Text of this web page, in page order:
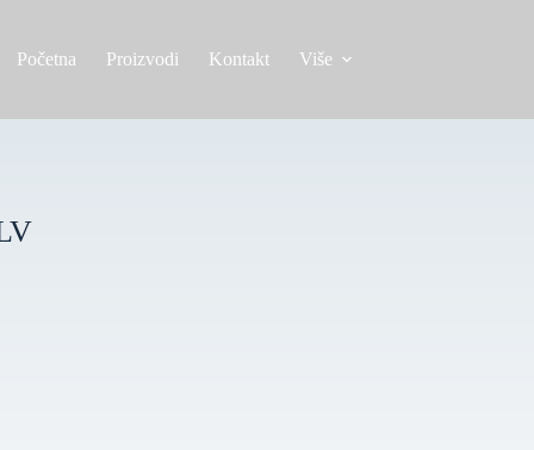
Početna Proizvodi Kontakt Više